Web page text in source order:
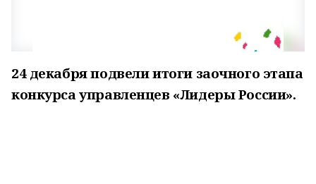
24 декабря подвели итоги заочного этапа
конкурса управленцев «Лидеры России».